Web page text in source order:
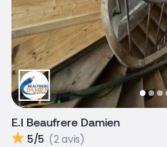
E.I Beaufrere Damien
5/5 (2 avis)